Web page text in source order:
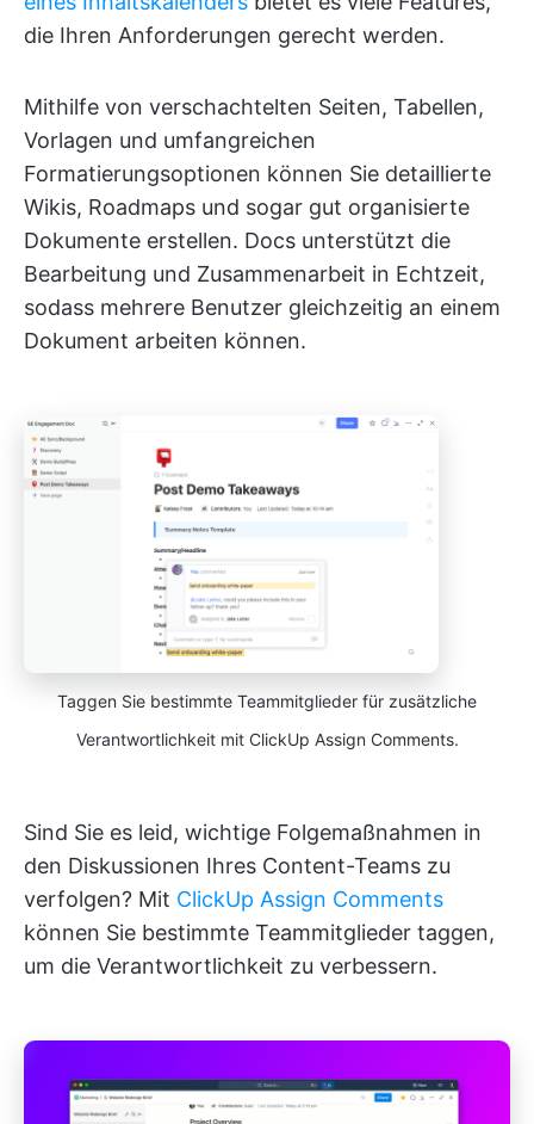
die Ihren Anforderungen gerecht werden.
Mithilfe von verschachtelten Seiten, Tabellen,
Vorlagen und umfangreichen
Formatierungsoptionen können Sie detaillierte
Wikis, Roadmaps und sogar gut organisierte
Dokumente erstellen. Docs unterstützt die
Bearbeitung und Zusammenarbeit in Echtzeit,
sodass mehrere Benutzer gleichzeitig an einem
Dokument arbeiten können.
Taggen Sie bestimmte Teammitglieder für zusätzliche
Verantwortlichkeit mit ClickUp Assign Comments.
Sind Sie es leid, wichtige Folgemaßnahmen in
den Diskussionen Ihres Content-Teams zu
verfolgen? Mit ClickUp Assign Comments
können Sie bestimmte Teammitglieder taggen,
um die Verantwortlichkeit zu verbessern.